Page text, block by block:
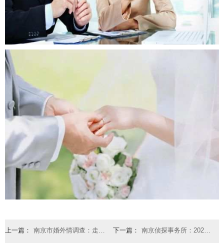
上一篇： 南京市婚外情调查：走出婚姻关系的误区 拥有甜蜜幸福的婚姻 下一篇： 南京侦探事务所：2022年离婚了再婚登记需要的手续